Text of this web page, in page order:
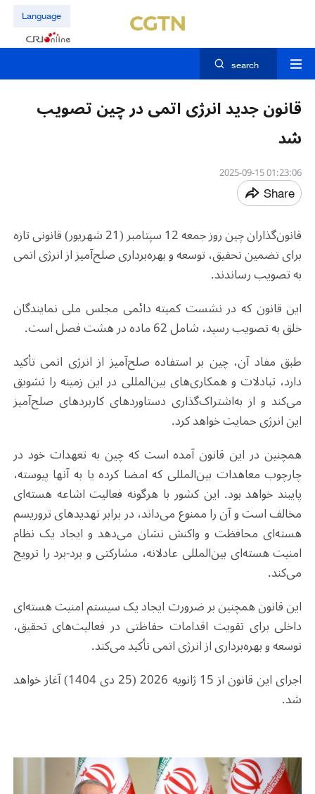
Language
search
قانون جدید انرژی اتمی در چین تصویب
شد
01:23:06 2025-09-15
Share
قانون‌گذاران چین روز جمعه 12 سپتامبر (21 شهریور) قانونی تازه
برای تضمین تحقیق، توسعه و بهره‌برداری صلح‌آمیز از انرژی اتمی
به تصویب رساندند.
این قانون که در نشست کمیته دائمی مجلس ملی نمایندگان
خلق به تصویب رسید، شامل 62 ماده در هشت فصل است
.
طبق مفاد آن، چین بر استفاده صلح‌آمیز از انرژی اتمی تأکید
دارد، تبادلات و همکاری‌های بین‌المللی در این زمینه را تشویق
می‌کند و از به‌اشتراک‌گذاری دستاوردهای کاربردهای صلح‌آمیز
این انرژی حمایت خواهد کرد.
همچنین در این قانون آمده است که چین به تعهدات خود در
چارچوب معاهدات بین‌المللی که امضا کرده یا به آنها پیوسته،
پایبند خواهد بود. این کشور با هرگونه فعالیت اشاعه هسته‌ای
مخالف است و آن را ممنوع می‌داند، در برابر تهدیدهای تروریسم
هسته‌ای محافظت و واکنش نشان می‌دهد و ایجاد یک نظام
امنیت هسته‌ای بین‌المللی عادلانه، مشارکتی و برد-برد را ترویج
می‌کند.
این قانون همچنین بر ضرورت ایجاد یک سیستم امنیت هسته‌ای
داخلی برای تقویت اقدامات حفاظتی در فعالیت‌های تحقیق،
توسعه و بهره‌برداری از انرژی اتمی تأکید می‌کند.
اجرای این قانون از 15 ژانویه 2026 (25 دی 1404) آغاز خواهد
شد.